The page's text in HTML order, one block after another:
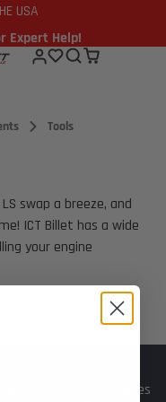
USA
Expert Help!
Tools
swap a breeze, and
ICT Billet has a wide
your engine
us a call at
316-300-
de nombreuses pièces